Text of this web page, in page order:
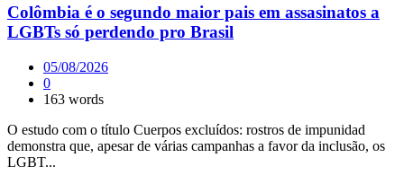
Colômbia é o segundo maior pais em assasinatos a
LGBTs só perdendo pro Brasil
05/08/2026
0
163 words
O estudo com o título Cuerpos excluídos: rostros de impunidad
demonstra que, apesar de várias campanhas a favor da inclusão, os
LGBT...